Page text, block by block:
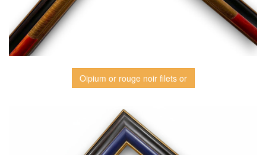
Oipium or rouge noir filets or